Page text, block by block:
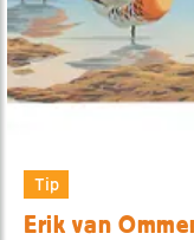
Tip
Erik van